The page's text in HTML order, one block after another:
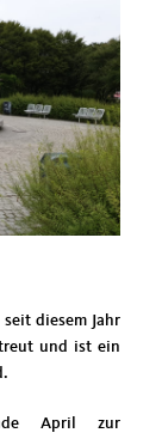
diesem Jahr
und ist ein
April zur